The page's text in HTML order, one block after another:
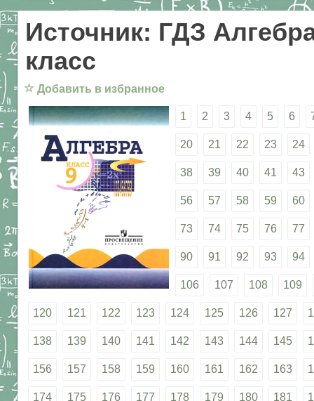
Источник: ГДЗ
класс
☆ Добавить в избранное
1 2 3 4 5 6
20 21 22 23 24
38 39 40 41 43
56 57 58 59 60
73 74 75 76 77
90 91 92 93 94
106 107 108 109
120 121 122 123 124 125 126 127
138 139 140 141 142 143 144 145
156 157 158 159 160 161 162 163
174 175 176 177 178 179 180 181